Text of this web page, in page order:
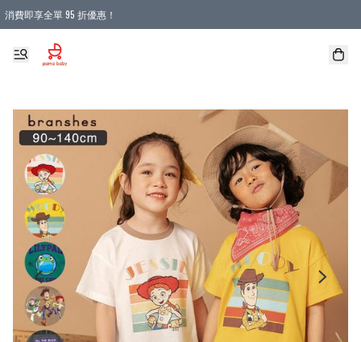
消費即享全單 95 折優惠！
購物滿 HKD 900.00即享免運費優惠！（適用於 本地送貨、本地取貨 )